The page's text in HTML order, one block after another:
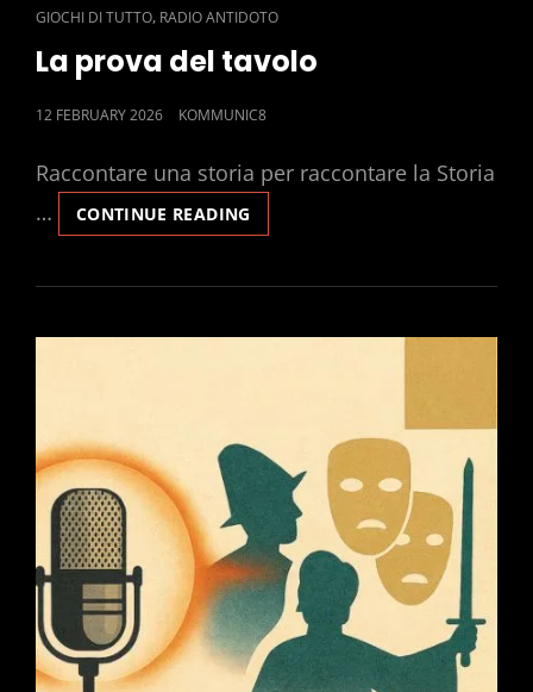
CAT
LINKS
GIOCHI DI TUTTO, RADIO ANTIDOTO
La prova del tavolo
POSTED
12 FEBRUARY 2026 KOMMUNIC8
Raccontare una storia per raccontare la Storia
…
CONTINUE READING
PROVA
TAVOLO